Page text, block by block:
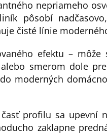
nepriameho
pôsobí
čisté línie
efektu –
smerom dole
moderných
profilu sa upevní
zaklapne